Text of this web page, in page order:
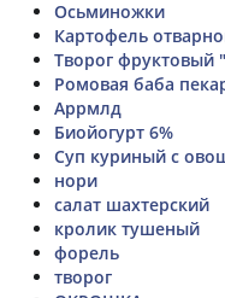
Осьминожки
Картофель
Творог фруктовый
Ромовая баба
Аррмлд
Биойогурт 6%
Суп куриный с
нори
салат шахтерский
кролик тушеный
форель
творог